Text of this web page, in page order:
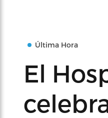
Última Hora
El